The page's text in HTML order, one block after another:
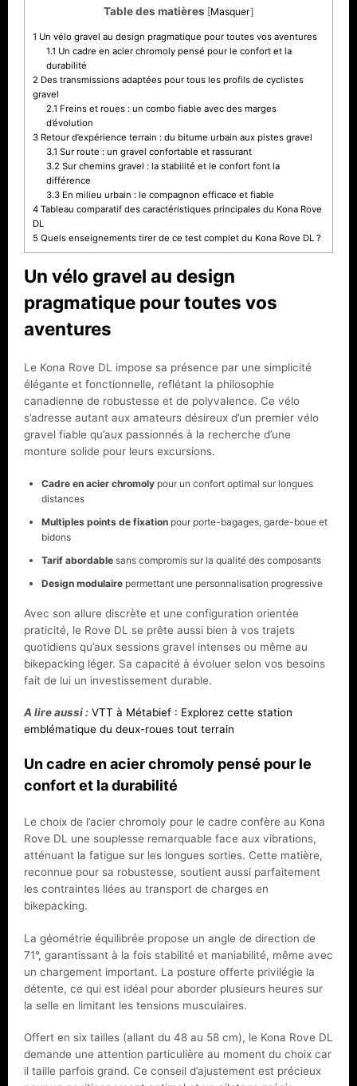
Table des matières [Masquer]
1 Un vélo gravel au design pragmatique pour toutes vos aventures
1.1 Un cadre en acier chromoly pensé pour le confort et la
durabilité
2 Des transmissions adaptées pour tous les profils de cyclistes
gravel
2.1 Freins et roues : un combo fiable avec des marges
d’évolution
3 Retour d’expérience terrain : du bitume urbain aux pistes gravel
3.1 Sur route : un gravel confortable et rassurant
3.2 Sur chemins gravel : la stabilité et le confort font la
différence
3.3 En milieu urbain : le compagnon efficace et fiable
4 Tableau comparatif des caractéristiques principales du Kona Rove
DL
5 Quels enseignements tirer de ce test complet du Kona Rove DL ?
Un vélo gravel au design
pragmatique pour toutes vos
aventures
Le Kona Rove DL impose sa présence par une simplicité
élégante et fonctionnelle, reflétant la philosophie
canadienne de robustesse et de polyvalence. Ce vélo
s’adresse autant aux amateurs désireux d’un premier vélo
gravel fiable qu’aux passionnés à la recherche d’une
monture solide pour leurs excursions.
Cadre en acier chromoly pour un confort optimal sur longues
distances
Multiples points de fixation pour porte-bagages, garde-boue et
bidons
Tarif abordable sans compromis sur la qualité des composants
Design modulaire permettant une personnalisation progressive
Avec son allure discrète et une configuration orientée
praticité, le Rove DL se prête aussi bien à vos trajets
quotidiens qu’aux sessions gravel intenses ou même au
bikepacking léger. Sa capacité à évoluer selon vos besoins
fait de lui un investissement durable.
A lire aussi : VTT à Métabief : Explorez cette station
emblématique du deux-roues tout terrain
Un cadre en acier chromoly pensé pour le
confort et la durabilité
Le choix de l’acier chromoly pour le cadre confère au Kona
Rove DL une souplesse remarquable face aux vibrations,
atténuant la fatigue sur les longues sorties. Cette matière,
reconnue pour sa robustesse, soutient aussi parfaitement
les contraintes liées au transport de charges en
bikepacking.
La géométrie équilibrée propose un angle de direction de
71°, garantissant à la fois stabilité et maniabilité, même avec
un chargement important. La posture offerte privilégie la
détente, ce qui est idéal pour aborder plusieurs heures sur
la selle en limitant les tensions musculaires.
Offert en six tailles (allant du 48 au 58 cm), le Kona Rove DL
demande une attention particulière au moment du choix car
il taille parfois grand. Ce conseil d’ajustement est précieux